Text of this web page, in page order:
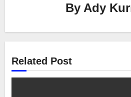
By Ady
Related Post